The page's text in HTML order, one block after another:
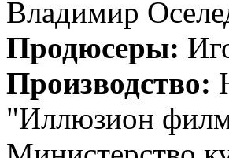
Владимир
Продюсеры:
Производство:
"Иллюзион